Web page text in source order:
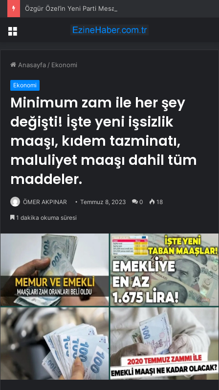
Menü
Anasayfa / Ekonomi
Ekonomi
Minimum zam ile her şey
değişti! İşte yeni işsizlik
maaşı, kıdem tazminatı,
maluliyet maaşı dahil tüm
maddeler.
ÖMER AKPINAR Temmuz 8, 2023 0 18
1 dakika okuma süresi